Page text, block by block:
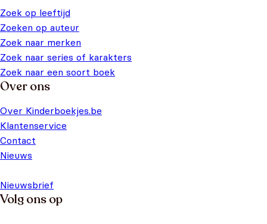
Zoek op leeftijd
Zoeken op auteur
Zoek naar merken
Zoek naar series of karakters
Zoek naar een soort boek
Over ons
Over Kinderboekjes.be
Klantenservice
Contact
Nieuws
Nieuwsbrief
Volg ons op